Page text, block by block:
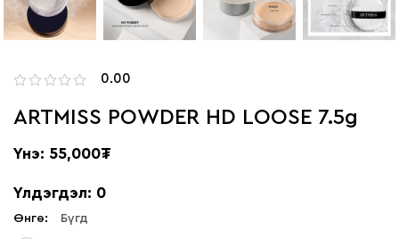
0.00
ARTMISS POWDER HD LOOSE 7.5g
Үнэ: 55,000₮
Үлдэгдэл: 0
Өнгө: Бүгд